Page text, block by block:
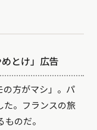
とけ」広告
の方がマシ」。パ
た。フランスの旅
のだ。